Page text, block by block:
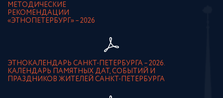
МЕТОДИЧЕСКИЕ
РЕКОМЕНДАЦИИ
«ЭТНОПЕТЕРБУРГ» – 2026
ЭТНОКАЛЕНДАРЬ САНКТ-ПЕТЕРБУРГА – 2026.
КАЛЕНДАРЬ ПАМЯТНЫХ ДАТ, СОБЫТИЙ И
ПРАЗДНИКОВ ЖИТЕЛЕЙ САНКТ-ПЕТЕРБУРГА